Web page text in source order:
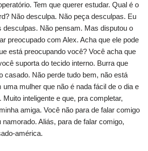
Tem que querer estudar. Qual é o
Não desculpa. Não peça desculpas. Eu
desculpas. Não pensam. Mas disputou o
preocupado com Alex. Acha que ele pode
está preocupando você? Você acha que
suporta do tecido interno. Burra que
casado. Não perde tudo bem, não está
uma mulher que não é nada fácil de o dia e
Muito inteligente e que, pra completar,
amiga. Você não para de falar comigo
Aliás, para de falar comigo,
américa.